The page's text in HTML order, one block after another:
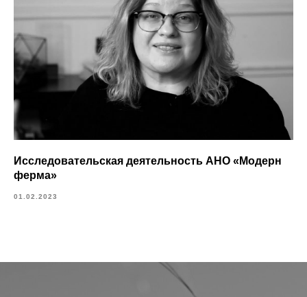
Исследовательская деятельность АНО «Модерн
ферма»
01.02.2023